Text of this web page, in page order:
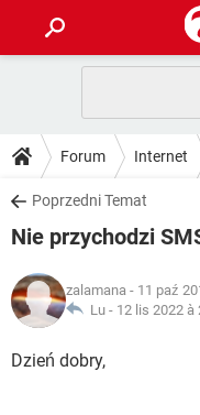
GRY
SPOTIFY
INSTAGRAM
WINDOWS 10
PORADY
PlayStation
INSTAGRAM
WINDOWS 10
DO POBRANIA
ANDROID
GRY
IOS
INSTAGRAM
FORUM
COVID-19
GRY
SPOTIFY
ARTYKUŁY
COVID-19
Forum Internet
Poprzedni Temat
Nie przychodzi
zalamana - 11 paź
Lu - 12 lis 2022 à
Dzień dobry,